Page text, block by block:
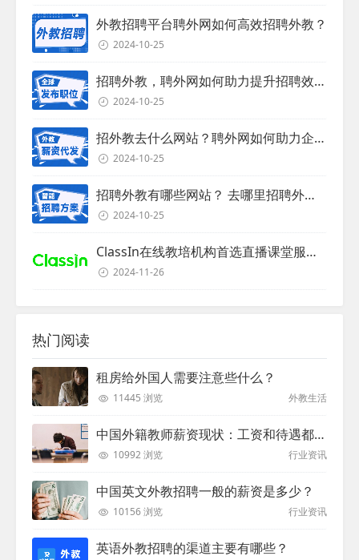
外教招聘平台聘外网如何高效招聘外教？
2024-10-25
招聘外教，聘外网如何助力提升招聘效率？
2024-10-25
招外教去什么网站？聘外网如何助力企业外教招聘
2024-10-25
招聘外教有哪些网站？ 去哪里招聘外教？
2024-10-25
ClassIn在线教培机构首选直播课堂服务商
2024-11-26
热门阅读
租房给外国人需要注意些什么？
11445 浏览 外教生活
中国外籍教师薪资现状：工资和待遇都非常高
10992 浏览 行业资讯
中国英文外教招聘一般的薪资是多少？
10156 浏览 行业资讯
英语外教招聘的渠道主要有哪些？